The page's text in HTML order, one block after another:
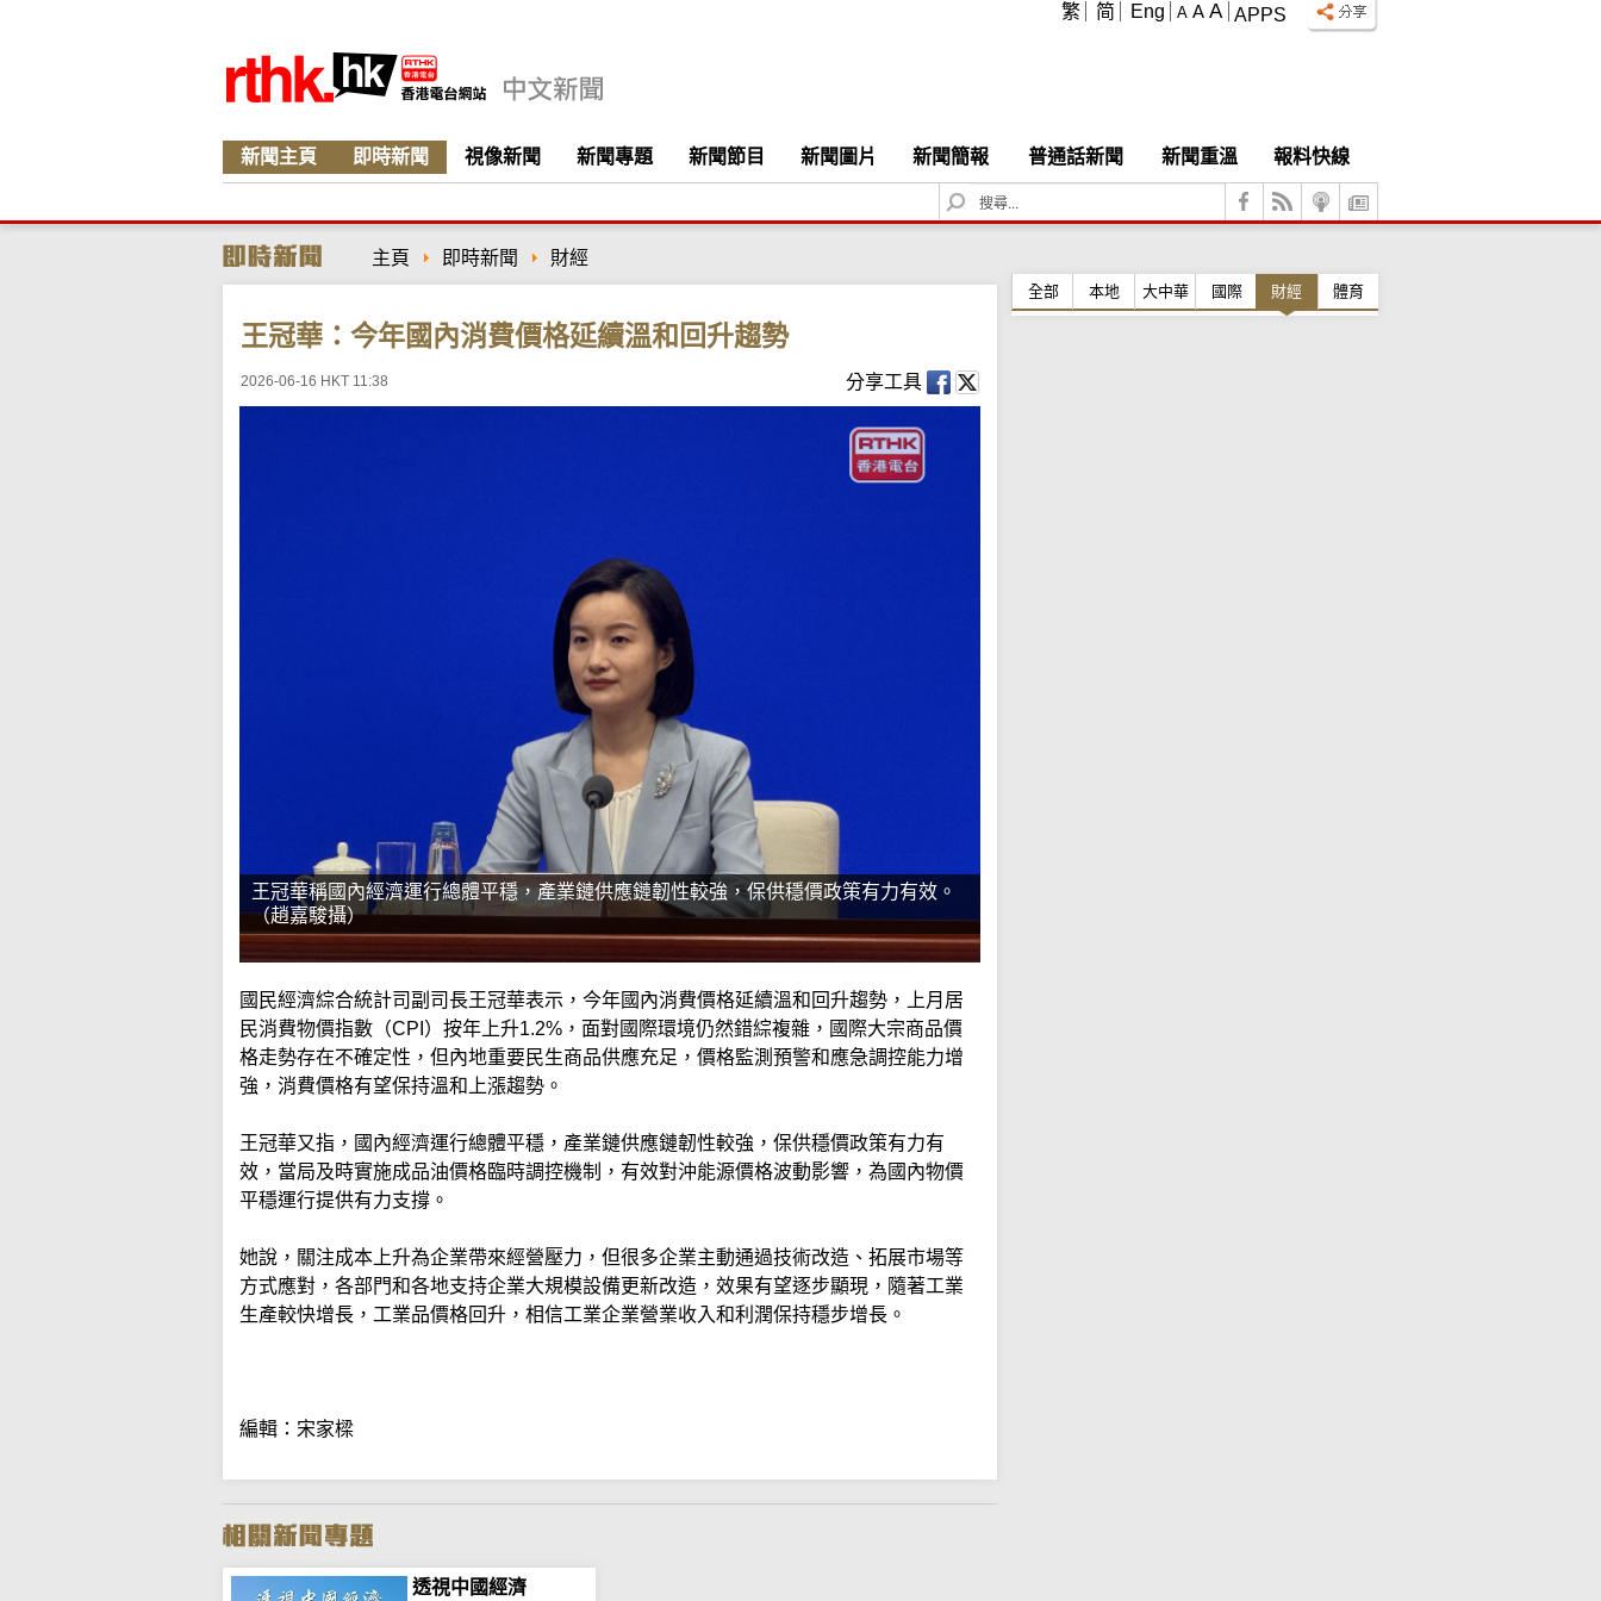
APPS
A A A
繁 简 Eng
新聞主頁 即時新聞 視像新聞 新聞專題 新聞節目 新聞圖片 新聞簡報 普通話新聞 新聞重溫
報料快線
S
e
c
主頁 即時新聞 財經
王冠華：今年國內消費價格延續溫和回升趨勢
2026-06-16 HKT 11:38 分享工具
王冠華稱國內經濟運行總體平穩，產業鏈供應鏈韌性較強，保供穩價政策有力有效。
（趙嘉駿攝）
國民經濟綜合統計司副司長王冠華表示，今年國內消費價格延續溫和回升趨勢，上月居
民消費物價指數（CPI）按年上升1.2%，面對國際環境仍然錯綜複雜，國際大宗商品價
格走勢存在不確定性，但內地重要民生商品供應充足，價格監測預警和應急調控能力增
強，消費價格有望保持溫和上漲趨勢。
王冠華又指，國內經濟運行總體平穩，產業鏈供應鏈韌性較強，保供穩價政策有力有
效，當局及時實施成品油價格臨時調控機制，有效對沖能源價格波動影響，為國內物價
平穩運行提供有力支撐。
她說，關注成本上升為企業帶來經營壓力，但很多企業主動通過技術改造、拓展市場等
方式應對，各部門和各地支持企業大規模設備更新改造，效果有望逐步顯現，隨著工業
生產較快增長，工業品價格回升，相信工業企業營業收入和利潤保持穩步增長。
編輯：宋家樑
透視中國經濟
全部 本地 大中華 國際 財經 體育